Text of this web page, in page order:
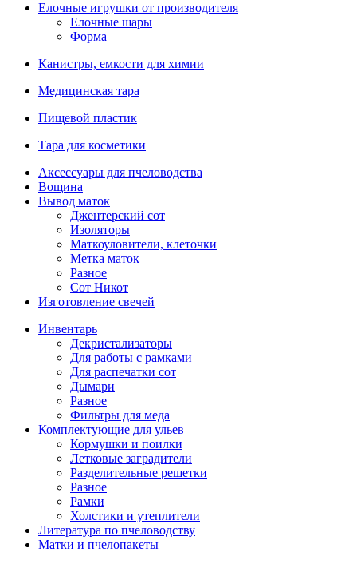
Елочные игрушки от производителя
Елочные шары
Форма
Канистры, емкости для химии
Медицинская тара
Пищевой пластик
Тара для косметики
Аксессуары для пчеловодства
Вощина
Вывод маток
Джентерский сот
Изоляторы
Маткоуловители, клеточки
Метка маток
Разное
Сот Никот
Изготовление свечей
Инвентарь
Декристализаторы
Для работы с рамками
Для распечатки сот
Дымари
Разное
Фильтры для меда
Комплектующие для ульев
Кормушки и поилки
Летковые заградители
Разделительные решетки
Разное
Рамки
Холстики и утеплители
Литература по пчеловодству
Матки и пчелопакеты